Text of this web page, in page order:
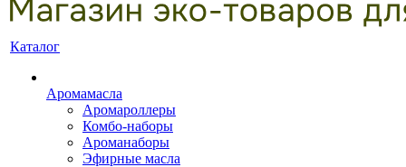
Каталог
Аромамасла
Аромароллеры
Комбо-наборы
Ароманаборы
Эфирные масла